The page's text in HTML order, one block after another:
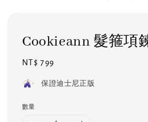
Cookieann 髮箍項
Regular
NT$ 799
保證迪士尼正版
數量